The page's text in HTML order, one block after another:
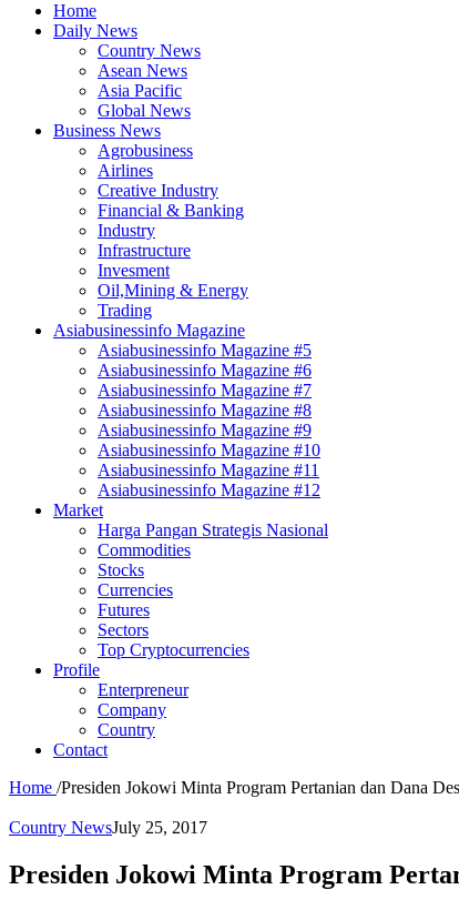
Home
Daily News
Country News
Asean News
Asia Pacific
Global News
Business News
Agrobusiness
Airlines
Creative Industry
Financial & Banking
Industry
Infrastructure
Invesment
Oil,Mining & Energy
Trading
Asiabusinessinfo Magazine
Asiabusinessinfo Magazine #5
Asiabusinessinfo Magazine #6
Asiabusinessinfo Magazine #7
Asiabusinessinfo Magazine #8
Asiabusinessinfo Magazine #9
Asiabusinessinfo Magazine #10
Asiabusinessinfo Magazine #11
Asiabusinessinfo Magazine #12
Market
Harga Pangan Strategis Nasional
Commodities
Stocks
Currencies
Futures
Sectors
Top Cryptocurrencies
Profile
Enterpreneur
Company
Country
Contact
Home /Presiden Jokowi Minta Program Pertanian dan Dana
Country NewsJuly 25, 2017
Presiden Jokowi Minta Program